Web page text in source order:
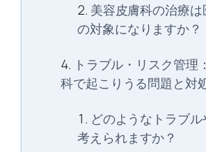
美容皮膚科の治療
の対象になりますか？
トラブル・リスク管理
科で起こりうる問題と対
どのようなトラブ
考えられますか？